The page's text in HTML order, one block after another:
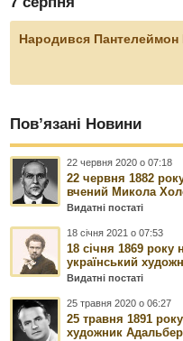
Народився Пантелеймон
Пов’язані Новини
22 червня 2020 о 07:18
22 червня 1882
вчений Микола
Видатні постаті
18 січня 2021 о 07:53
18 січня 1869 року
український
Видатні постаті
25 травня 2020 о 06:27
25 травня 1891
художник